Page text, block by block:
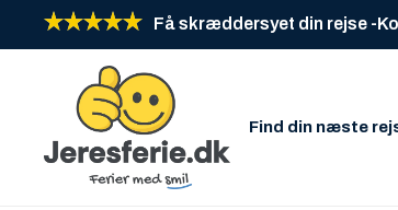
Få skræddersyet din rejse -
Find din næste